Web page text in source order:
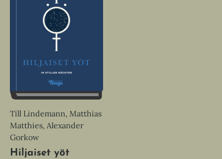
Till Lindemann, Matthias
Matthies, Alexander
Gorkow
Hiljaiset yöt